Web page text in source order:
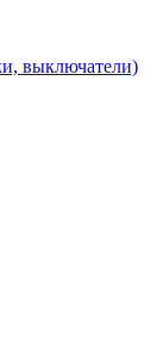
выключатели)